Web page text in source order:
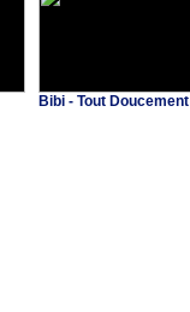
Bibi - Tout Doucement